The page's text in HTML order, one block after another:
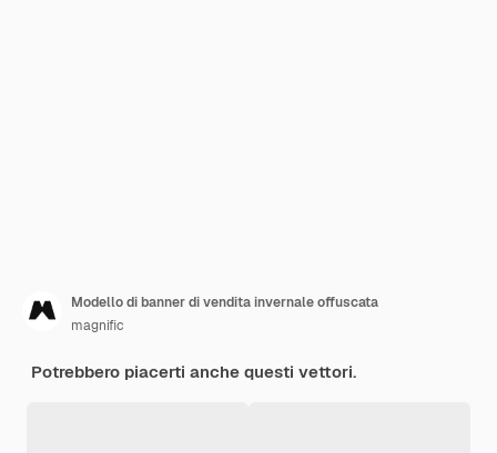
Modello di banner di vendita invernale offuscata
magnific
Potrebbero piacerti anche questi vettori.